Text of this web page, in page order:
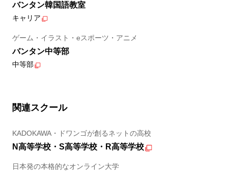
バンタン韓国語教室
キャリア
ゲーム・イラスト・eスポーツ・アニメ
バンタン中等部
中等部
関連スクール
KADOKAWA・ドワンゴが創るネットの高校
N高等学校・S高等学校・R高等学校
日本発の本格的なオンライン大学